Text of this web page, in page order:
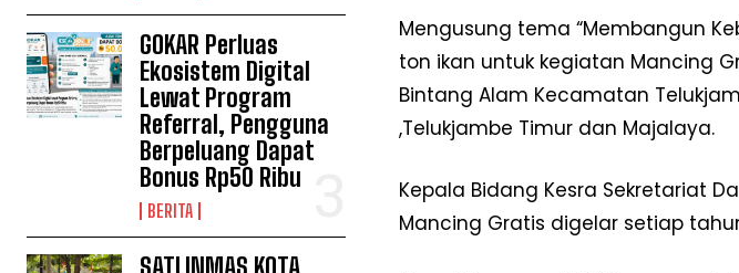
GOKAR Perluas
Ekosistem Digital
Lewat Program
Referral, Pengguna
Berpeluang Dapat
Bonus Rp50 Ribu
BERITA
SATLINMAS KOTA
Mengusung tema “Membangun
ton ikan untuk kegiatan Mancing
Bintang Alam Kecamatan
,Telukjambe Timur dan Majalaya.
Kepala Bidang Kesra Sekretariat
Mancing Gratis digelar setiap